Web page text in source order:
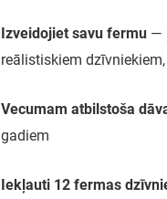
Izveidojiet savu fermu—
reālistiskiem
Vecumam atbilstoša
gadiem
Iekļauti 12 fermas